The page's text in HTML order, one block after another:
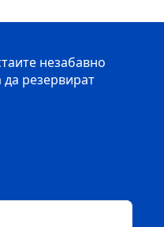
незабавно
да резервират